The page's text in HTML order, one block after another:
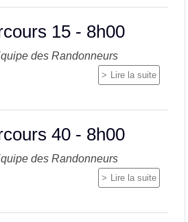
15 - 8h00
des Randonneurs
Lire la suite
40 - 8h00
des Randonneurs
Lire la suite